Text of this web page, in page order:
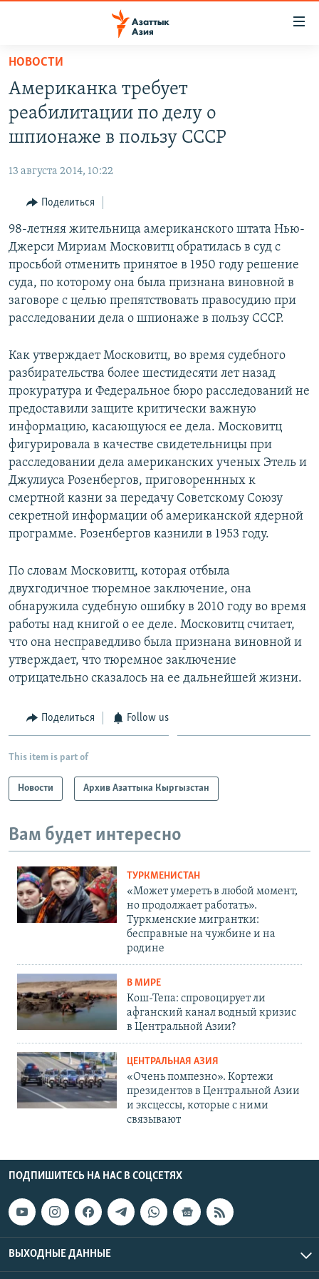
Вернуться
основному
содержанию
Вернутся
главной
навигации
Вернутся
поиску
КАЗАХСТАН
ТАДЖИКИСТАН
НОВОСТИ
ВОЙНА В УКРАИНЕ
ҚАЗАҚША
КЫРГЫЗЧА
ЎЗБЕКЧА
ТОҶИКӢ
TÜRKMENÇE
Все сайты РСЕ/РС
НОВОСТИ
Американка требует
реабилитации по делу о
шпионаже в пользу СССР
13 августа 2014, 10:22
Поделиться
98-летняя жительница американского штата Нью-
Джерси Мириам Московитц обратилась в суд с
просьбой отменить принятое в 1950 году решение
суда, по которому она была признана виновной в
заговоре с целью препятствовать правосудию при
расследовании дела о шпионаже в пользу СССР.
Как утверждает Московитц, во время судебного
разбирательства более шестидесяти лет назад
прокуратура и Федеральное бюро расследований не
предоставили защите критически важную
информацию, касающуюся ее дела. Московитц
фигурировала в качестве свидетельницы при
расследовании дела американских ученых Этель и
Джулиуса Розенбергов, приговореннных к
смертной казни за передачу Советскому Союзу
секретной информации об американской ядерной
программе. Розенбергов казнили в 1953 году.
По словам Московитц, которая отбыла
двухгодичное тюремное заключение, она
обнаружила судебную ошибку в 2010 году во время
работы над книгой о ее деле. Московитц считает,
что она несправедливо была признана виновной и
утверждает, что тюремное заключение
отрицательно сказалось на ее дальнейшей жизни.
Поделиться Follow us
This item is part of
Новости Архив Азаттыка Кыргызстан
Вам будет интересно
ТУРКМЕНИСТАН
«Может умереть в любой момент,
но продолжает работать».
Туркменские мигрантки:
бесправные на чужбине и на
родине
В МИРЕ
Кош-Тепа: спровоцирует ли
афганский канал водный кризис
в Центральной Азии?
ЦЕНТРАЛЬНАЯ АЗИЯ
«Очень помпезно». Кортежи
президентов в Центральной Азии
и эксцессы, которые с ними
связывают
ПОДПИШИТЕСЬ НА НАС В СОЦСЕТЯХ
ВЫХОДНЫЕ ДАННЫЕ